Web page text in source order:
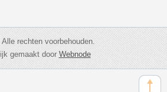
rechten voorbehouden.
gemaakt doorWebnode